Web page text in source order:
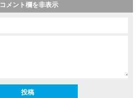
コメント欄を非表示